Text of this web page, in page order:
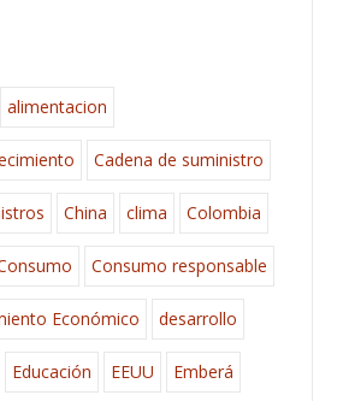
alimentacion
Cadena de suministro
China clima Colombia
Consumo responsable
Económico desarrollo
Educación EEUU Emberá